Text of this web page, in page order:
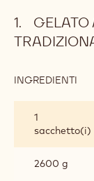
INGREDIENTI
1
sacchetto(i)
2600 g